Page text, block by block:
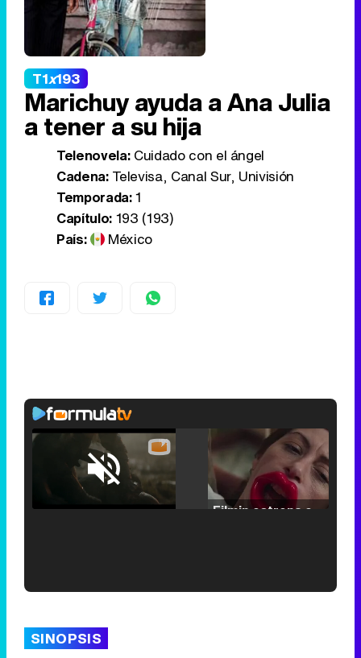
T1x193
Marichuy ayuda a Ana Julia
a tener a su hija
Telenovela:Cuidado con el ángel
Cadena:Televisa, Canal Sur, Univisión
Temporada:1
Capítulo:193 (193)
País:
México
Unmute /
Loaded:
25.30%
SINOPSIS